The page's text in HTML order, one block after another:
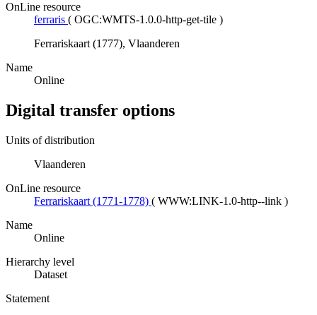
OnLine resource
ferraris ( OGC:WMTS-1.0.0-http-get-tile )
Ferrariskaart (1777), Vlaanderen
Name
Online
Digital transfer options
Units of distribution
Vlaanderen
OnLine resource
Ferrariskaart (1771-1778) ( WWW:LINK-1.0-http--link )
Name
Online
Hierarchy level
Dataset
Statement